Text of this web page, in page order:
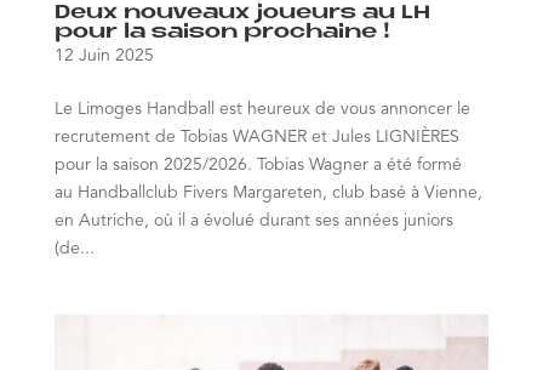
Deux nouveaux joueurs au LH
pour la saison prochaine !
12 Juin 2025
Le Limoges Handball est heureux de vous annoncer le
recrutement de Tobias WAGNER et Jules LIGNIÈRES
pour la saison 2025/2026. Tobias Wagner a été formé
au Handballclub Fivers Margareten, club basé à Vienne,
en Autriche, où il a évolué durant ses années juniors
(de...